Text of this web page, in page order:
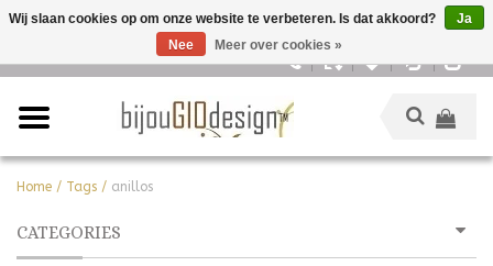
Home / Tags / anillos
CATEGORIES
Wij slaan cookies op om onze website te verbeteren. Is dat akkoord?
Ja
Nee
Meer over cookies »